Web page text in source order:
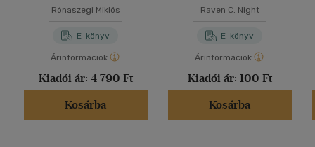
Rónaszegi Miklós
E-könyv
Árinformációk
Kiadói ár: 4 790 Ft
Kosárba
Raven C. Night
E-könyv
Árinformációk
Kiadói ár: 100 Ft
Kosárba